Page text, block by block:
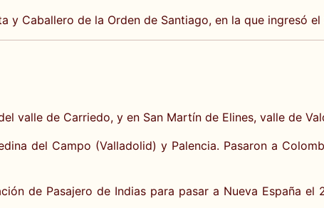
y Caballero de la Orden de Santiago, en la que ingresó
valle de Carriedo, y en San Martín de Elines, valle de
del Campo (Valladolid) y Palencia. Pasaron a
de Pasajero de Indias para pasar a Nueva España